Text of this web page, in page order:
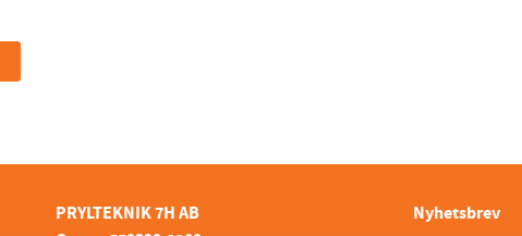
PRYLTEKNIK 7H AB
Nyhetsbrev